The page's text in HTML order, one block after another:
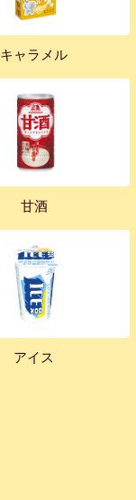
キャラメル
甘酒
アイス